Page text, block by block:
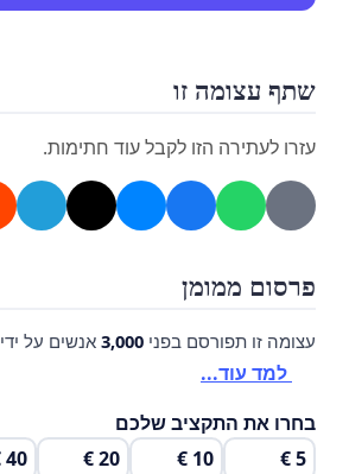
שתף עצומה זו
עזרו לעתירה הזו לקבל עוד חתימות.
פרסום ממומן
עצומה זו תפורסם בפני 3,000 אנשים על ידי Atzuma.net
למד עוד...
בחרו את התקציב שלכם
5 €
10 €
20 €
40 €